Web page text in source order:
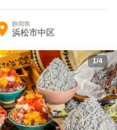
静岡県
浜松市中区
1/4